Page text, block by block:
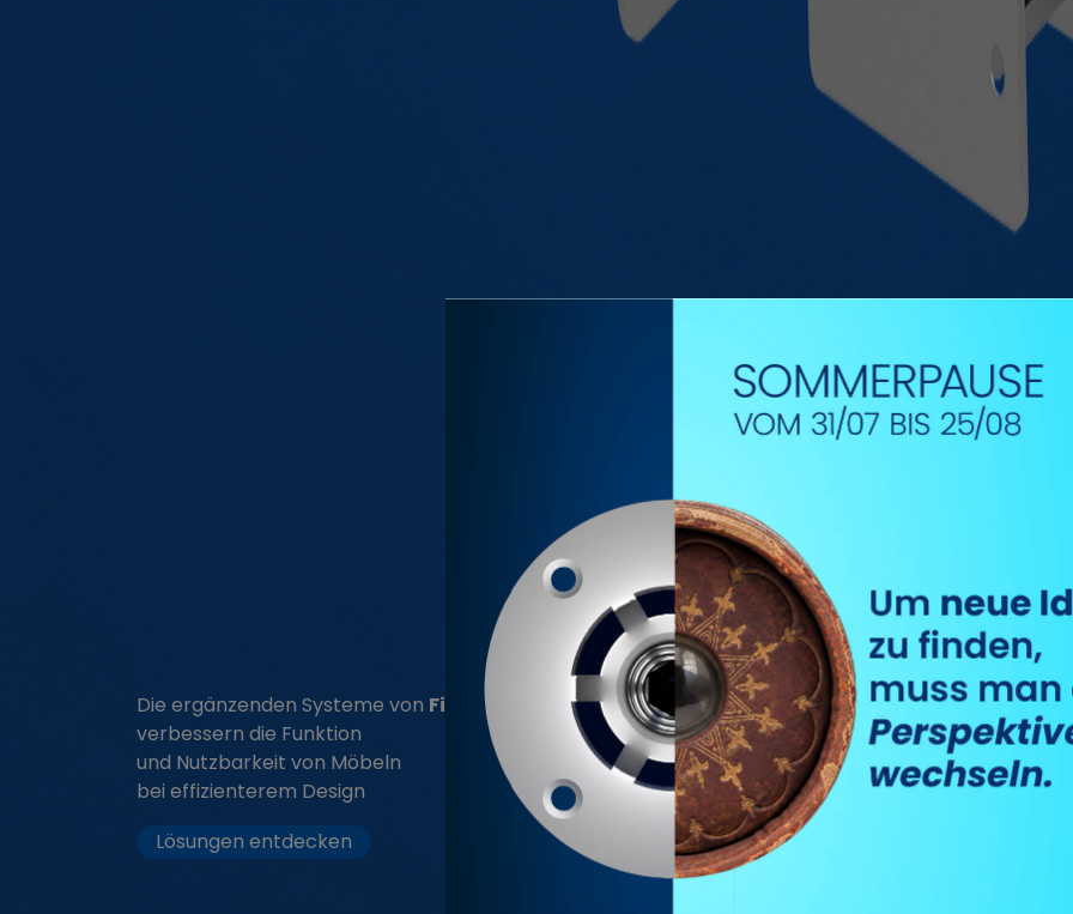
Die ergänzenden Systeme von Fitlock
verbessern die Funktion
und Nutzbarkeit von Möbeln
bei effizienterem Design
Lösungen entdecken